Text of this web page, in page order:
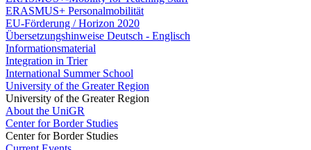
ERASMUS+ Personalmobilität
EU-Förderung / Horizon 2020
Übersetzungshinweise Deutsch - Englisch
Informationsmaterial
Integration in Trier
International Summer School
University of the Greater Region
University of the Greater Region
About the UniGR
Center for Border Studies
Center for Border Studies